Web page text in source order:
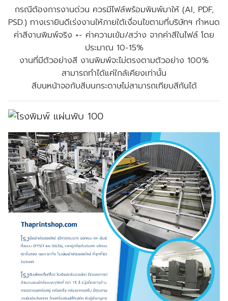
กรณีต้องการงานด่วน ควรมีไฟล์พร้อมพิมพ์มาให้ (AI, PDF,
PSD.) ทางเรายินดีเร่งงานให้ภายใต้เงื่อนไขตามที่บริษัทฯ กำหนด
ค่าสีงานพิมพ์จริง +- ค่าความเข้ม/สว่าง จากค่าสีในไฟล์ โดย
ประมาณ 10-15%
งานที่มีตัวอย่างสี งานพิมพ์จะไม่ตรงตามตัวอย่าง 100%
สามารถทำได้แค่ใกล้เคียงเท่านั้น
สีบนหน้าจอกับสีบนกระดาษไม่สามารถเทียบสีกันได้